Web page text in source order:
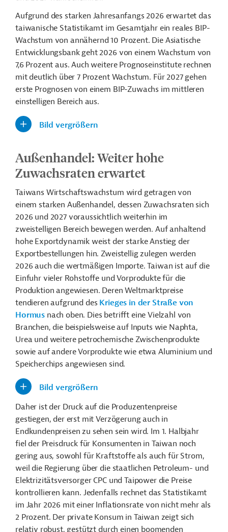
Aufgrund des starken Jahresanfangs 2026 erwartet das
taiwanische Statistikamt im Gesamtjahr ein reales BIP-
Wachstum von annähernd 10 Prozent. Die Asiatische
Entwicklungsbank geht 2026 von einem Wachstum von
7,6 Prozent aus. Auch weitere Prognoseinstitute rechnen
mit deutlich über 7 Prozent Wachstum. Für 2027 gehen
erste Prognosen von einem BIP-Zuwachs im mittleren
einstelligen Bereich aus.
Bild vergrößern
Außenhandel: Weiter hohe
Zuwachsraten erwartet
Taiwans Wirtschaftswachstum wird getragen von
einem starken Außenhandel, dessen Zuwachsraten sich
2026 und 2027 voraussichtlich weiterhin im
zweistelligen Bereich bewegen werden. Auf anhaltend
hohe Exportdynamik weist der starke Anstieg der
Exportbestellungen hin. Zweistellig zulegen werden
2026 auch die wertmäßigen Importe. Taiwan ist auf die
Einfuhr vieler Rohstoffe und Vorprodukte für die
Produktion angewiesen. Deren Weltmarktpreise
tendieren aufgrund des Krieges in der Straße von
Hormus nach oben. Dies betrifft eine Vielzahl von
Branchen, die beispielsweise auf Inputs wie Naphta,
Urea und weitere petrochemische Zwischenprodukte
sowie auf andere Vorprodukte wie etwa Aluminium und
Speicherchips angewiesen sind.
Bild vergrößern
Daher ist der Druck auf die Produzentenpreise
gestiegen, der erst mit Verzögerung auch in
Endkundenpreisen zu sehen sein wird. Im 1. Halbjahr
fiel der Preisdruck für Konsumenten in Taiwan noch
gering aus, sowohl für Kraftstoffe als auch für Strom,
weil die Regierung über die staatlichen Petroleum- und
Elektrizitätsversorger CPC undTaipowerdie Preise
kontrollieren kann. Jedenfalls rechnet das Statistikamt
im Jahr 2026 mit einer Inflationsrate von nicht mehr als
2 Prozent. Der private Konsum in Taiwan zeigt sich
relativ robust, gestützt durch einen boomenden